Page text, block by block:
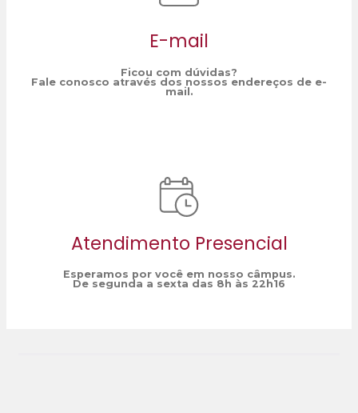
E-mail
Ficou com dúvidas?
Fale conosco através dos nossos endereços de e-
mail.
Atendimento Presencial
Esperamos por você em nosso câmpus.
De segunda a sexta das 8h às 22h16